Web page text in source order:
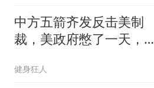
中方五箭齐发反击美制
裁，美政府憋了一天，最
健身狂人